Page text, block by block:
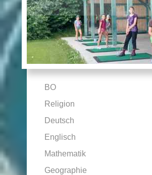
BO
Religion
Deutsch
Englisch
Mathematik
Geographie